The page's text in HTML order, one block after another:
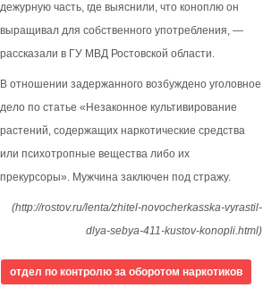
дежурную часть, где выяснили, что коноплю он
выращивал для собственного употребления, —
рассказали в ГУ МВД Ростовской области.
В отношении задержанного возбуждено уголовное
дело по статье «Незаконное культивирование
растений, содержащих наркотические средства
или психотропные вещества либо их
прекурсоры». Мужчина заключен под стражу.
(http://rostov.ru/lenta/zhitel-novocherkasska-vyrastil-
dlya-sebya-411-kustov-konopli.html)
отдел по контролю за оборотом наркотиков